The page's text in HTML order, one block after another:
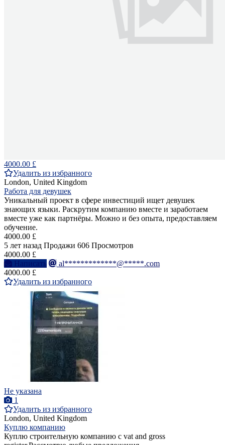
4000.00 £
Удалить из избранного
London, United Kingdom
Работа для девушек
Уникальный проект в сфере инвестиций ищет девушек
знающих языки. Раскрутим компанию вместе и заработаем
вместе уже как партнёры. Можно и без опыта, предоставляем
обучение.
4000.00 £
5 лет назад Продажи 606 Просмотров
4000.00 £
Написать
al*************@*****.com
4000.00 £
Удалить из избранного
Не указана
1
Удалить из избранного
London, United Kingdom
Куплю компанию
Куплю строительную компанию с vat and gross